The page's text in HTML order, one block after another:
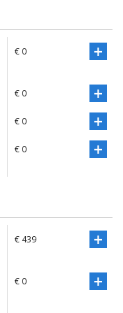
€ 0
€ 0
€ 0
€ 0
€ 439
€ 0